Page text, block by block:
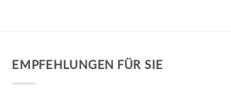
EMPFEHLUNGEN FÜR SIE